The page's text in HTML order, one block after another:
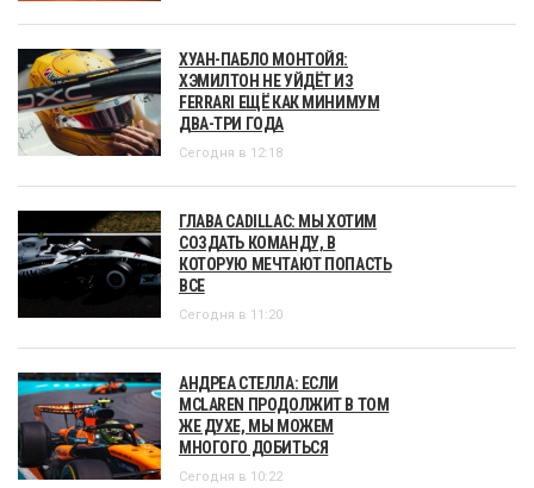
ХУАН-ПАБЛО МОНТОЙЯ:
ХЭМИЛТОН НЕ УЙДЁТ ИЗ
FERRARI ЕЩЁ КАК МИНИМУМ
ДВА-ТРИ ГОДА
Сегодня в 12:18
ГЛАВА CADILLAC: МЫ ХОТИМ
СОЗДАТЬ КОМАНДУ, В
КОТОРУЮ МЕЧТАЮТ ПОПАСТЬ
ВСЕ
Сегодня в 11:20
АНДРЕА СТЕЛЛА: ЕСЛИ
MCLAREN ПРОДОЛЖИТ В ТОМ
ЖЕ ДУХЕ, МЫ МОЖЕМ
МНОГОГО ДОБИТЬСЯ
Сегодня в 10:22